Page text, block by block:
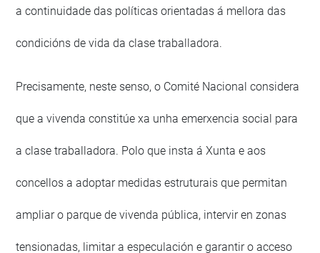
a continuidade das políticas orientadas á mellora das
condicións de vida da clase traballadora.
Precisamente, neste senso, o Comité Nacional considera
que a vivenda constitúe xa unha emerxencia social para
a clase traballadora. Polo que insta á Xunta e aos
concellos a adoptar medidas estruturais que permitan
ampliar o parque de vivenda pública, intervir en zonas
tensionadas, limitar a especulación e garantir o acceso